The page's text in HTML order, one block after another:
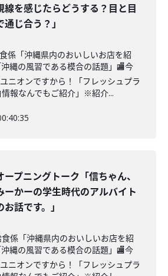
線を感じたらどうする？目と目
通じ合う？」
係「沖縄県内のおいしいお店を紹
縄の風習である模合の話題」🏬今
ニオンですから！「フレッシュプラ
報なんでもご紹介」※紹介...
ープニングトーク「信ちゃん、
ーかーの学生時代のアルバイト
お話です。」
係「沖縄県内のおいしいお店を紹
縄の風習である模合の話題」🏬今
ニオンですから！「フレッシュプラ